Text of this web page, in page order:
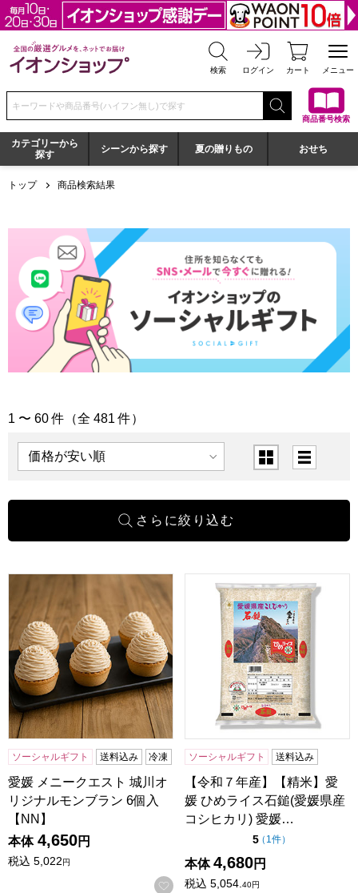
全国の厳選グルメを、ネットでお届け イオンショップ
検索 ログイン カート メニュー
検索キーワードまたは商品番号を入力してください
商品番号検索
カテゴリーから
探す
シーンから探す 夏の贈りもの おせち
トップ 商品検索結果
[すべて] 一覧
1 〜 60 件（全 481 件）
表示順 表示切替
愛媛 メニークエスト 城川オリジナルモンブラン 6個入【NN
ソーシャルギフト 送料込み 冷凍
愛媛 メニークエスト 城川オ
リジナルモンブラン 6個入
【NN】
本体 4,650円
税込 5,022円
お気に入りに登録する
【令和７年産】【精米】愛
ソーシャルギフト 送料込み
【令和７年産】【精米】愛
媛 ひめライス石鎚(愛媛県産
コシヒカリ) 愛媛…
5点（5点満点中）
（ 1件の評価
）
本体 4,680円
税込 5,054.40円